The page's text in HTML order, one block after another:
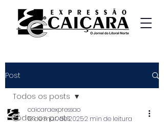
Post
Todos os posts
Todos os posts
caicaraexpressao
19 de mar. de 20252 min de leitura